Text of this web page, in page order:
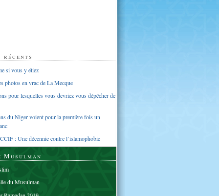
si vous y étiez
photos en vrac de La Mecque
pour lesquelles vous devriez vous dépêcher de
du Niger voient pour la première fois un
: Une décennie contre l’islamophobie
Musulman
du Musulman